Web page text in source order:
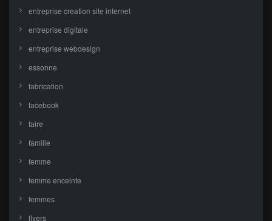
entreprise creation site internet
entreprise digitale
entreprise webdesign
essonne
fabrication
facebook
faire
famille
femme
femme enceinte
femmes
flyers